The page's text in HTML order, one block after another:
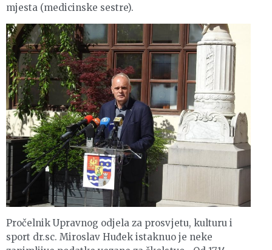
mjesta (medicinske sestre).
Pročelnik Upravnog odjela za prosvjetu, kulturu i
sport dr.sc. Miroslav Huđek istaknuo je neke